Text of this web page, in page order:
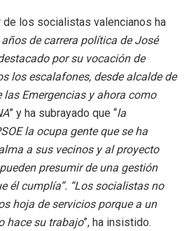
de los socialistas valencianos ha
años de carrera política de José
por su vocación de
los escalafones, desde alcalde de
las Emergencias y ahora como
” y ha subrayado que “la
la ocupa gente que se ha
a sus vecinos y al proyecto
presumir de una gestión
él cumplía”. “Los socialistas no
hoja de servicios porque a un
hace su trabajo”, ha insistido.